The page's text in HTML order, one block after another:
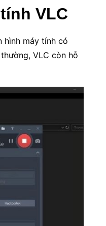
VLC
hình máy tính có
VLC còn hỗ